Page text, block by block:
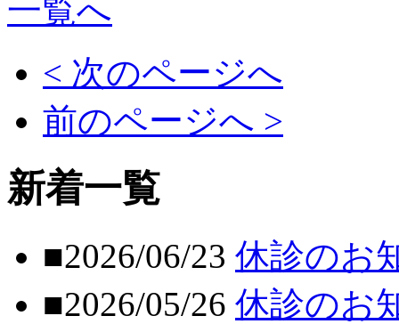
一覧へ
< 次のページへ
前のページへ >
新着一覧
■2026/06/23 休診のお
■2026/05/26 休診のお